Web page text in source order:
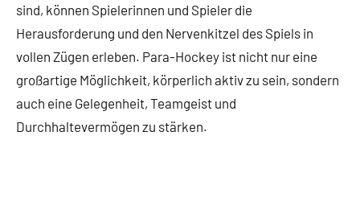
sind, können Spielerinnen und Spieler die
Herausforderung und den Nervenkitzel des Spiels in
vollen Zügen erleben. Para-Hockey ist nicht nur eine
großartige Möglichkeit, körperlich aktiv zu sein, sondern
auch eine Gelegenheit, Teamgeist und
Durchhaltevermögen zu stärken.